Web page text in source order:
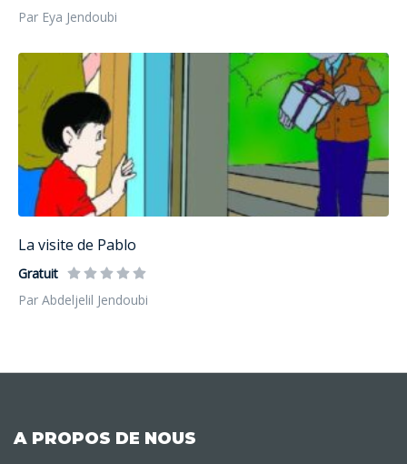
Par Eya Jendoubi
La visite de Pablo
Gratuit
Par Abdeljelil Jendoubi
A PROPOS DE NOUS